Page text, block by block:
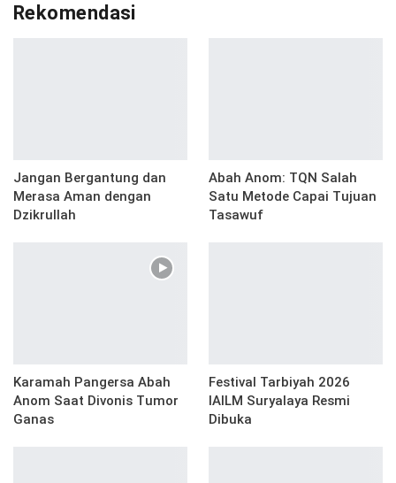
Rekomendasi
Jangan Bergantung dan
Merasa Aman dengan
Dzikrullah
Abah Anom: TQN Salah
Satu Metode Capai Tujuan
Tasawuf
Karamah Pangersa Abah
Anom Saat Divonis Tumor
Ganas
Festival Tarbiyah 2026
IAILM Suryalaya Resmi
Dibuka